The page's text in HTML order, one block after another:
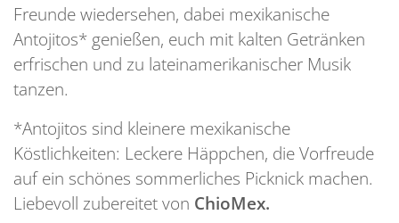
Freunde wiedersehen, dabei mexikanische
Antojitos* genießen, euch mit kalten Getränken
erfrischen und zu lateinamerikanischer Musik
tanzen.
*Antojitos sind kleinere mexikanische
Köstlichkeiten: Leckere Häppchen, die Vorfreude
auf ein schönes sommerliches Picknick machen.
Liebevoll zubereitet von ChioMex.